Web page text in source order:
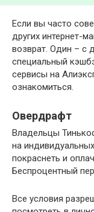
Если вы часто
других интернет-
возврат. Один – с
специальный
сервисы на
ознакомиться.
Овердрафт
Владельцы
на
покраснеть и
Беспроцентный
Все условия